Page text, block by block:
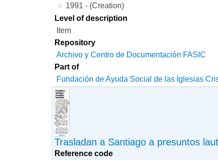
1991 - (Creation)
Level of description
Item
Repository
Archivo y Centro de Documentación FASIC
Part of
Fundación de Ayuda Social de las Iglesias
Trasladan a Santiago a presuntos
Reference code